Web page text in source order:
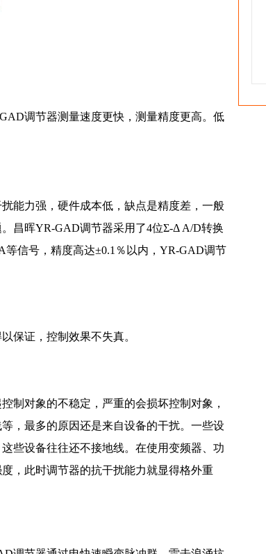
调节器测量速度更快，测量精度更高。低
能力强，硬件成本低，缺点是精度差，一般
昌晖YR-GAD调节器采用了4位Σ-Δ A/D转换
信号，精度高达±0.1％以内，YR-GAD调节
保证，控制效果不失真。
制对象的不稳定，严重的会损坏控制对象，
，最多的原因还是来自设备的干扰。一些设
些设备往往还不接地线。在使用变频器、功
，此时调节器的抗干扰能力就显得格外重